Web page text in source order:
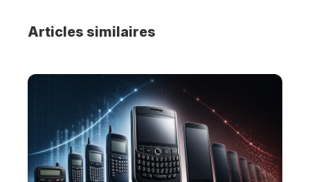
Articles similaires